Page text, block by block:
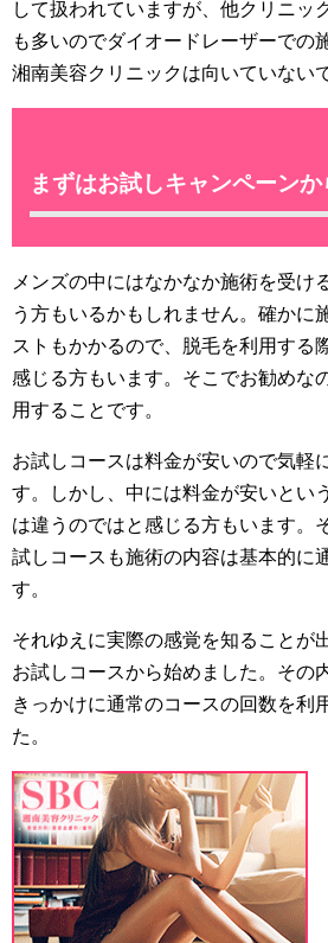
して扱われていますが、他クリニッ
も多いのでダイオードレーザーでの
湘南美容クリニックは向いていない
まずはお試しキャンペーン
メンズの中にはなかなか施術を受け
う方もいるかもしれません。確かに
ストもかかるので、脱毛を利用する
感じる方もいます。そこでお勧めな
用することです。
お試しコースは料金が安いので気軽
す。しかし、中には料金が安いとい
は違うのではと感じる方もいます。
試しコースも施術の内容は基本的に
す。
それゆえに実際の感覚を知ることが
お試しコースから始めました。その
きっかけに通常のコースの回数を利
た。